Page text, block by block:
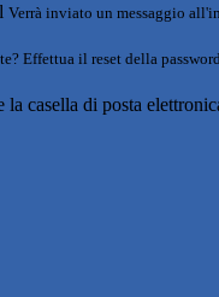
Verrà inviato un messaggio
Effettua il reset della
casella di posta